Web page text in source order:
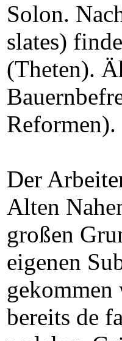
Solon.
slates)
(Theten).
Reformen).
Der
Alten
großen
eigenen
bereits de